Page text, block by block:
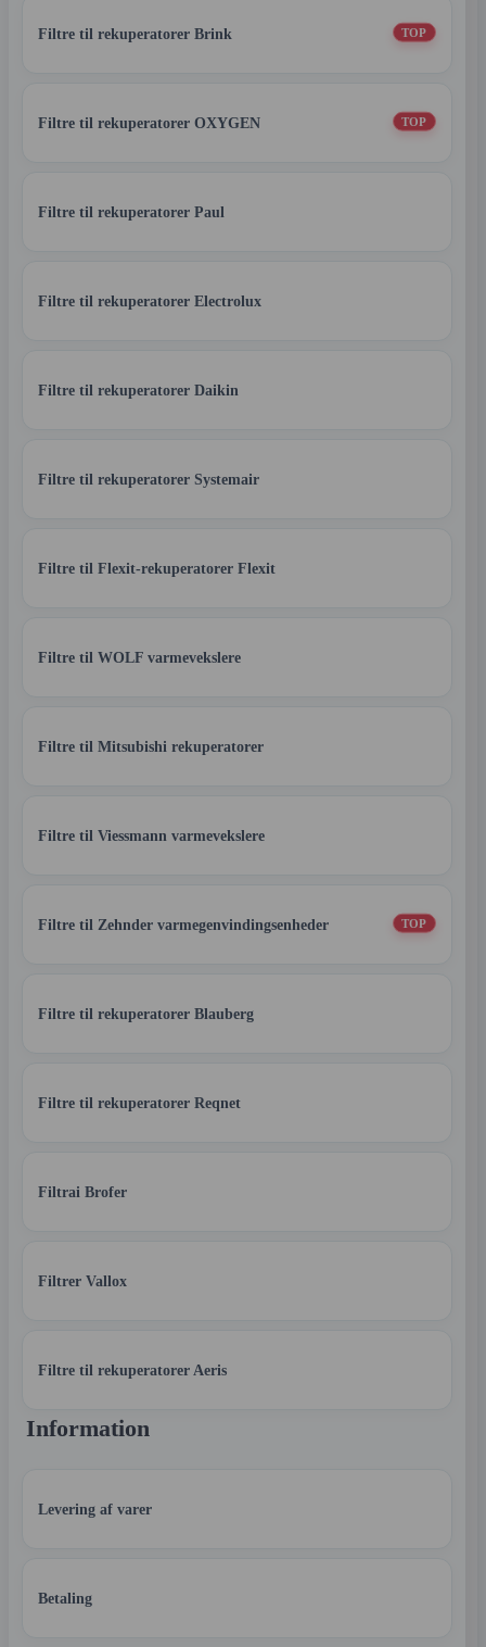
Filtre til rekuperatorer Brink TOP
Filtre til rekuperatorer OXYGEN TOP
Filtre til rekuperatorer Paul
Filtre til rekuperatorer Electrolux
Filtre til rekuperatorer Daikin
Filtre til rekuperatorer Systemair
Filtre til Flexit-rekuperatorer Flexit
Filtre til WOLF varmevekslere
Filtre til Mitsubishi rekuperatorer
Filtre til Viessmann varmevekslere
Filtre til Zehnder varmegenvindingsenheder TOP
Filtre til rekuperatorer Blauberg
Filtre til rekuperatorer Reqnet
Filtrai Brofer
Filtrer Vallox
Filtre til rekuperatorer Aeris
Information
Levering af varer
Betaling